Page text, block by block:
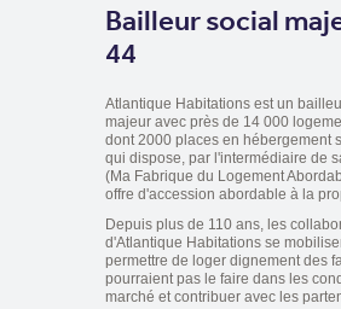
Bailleur social
44
Atlantique Habitations est un
majeur avec près de 14 000
dont 2000 places en hébergement
qui dispose, par l'intermédiaire de
(Ma Fabrique du Logement
offre d'accession abordable à la
Depuis plus de 110 ans, les
d'Atlantique Habitations se
permettre de loger dignement des
pourraient pas le faire dans les
marché et contribuer avec les